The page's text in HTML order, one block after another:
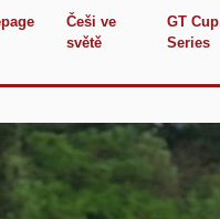
Češi ve
světě
GT Cup
Series